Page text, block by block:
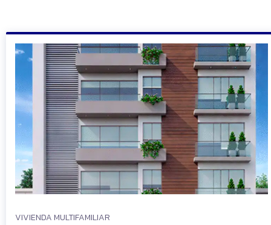
VIVIENDA MULTIFAMILIAR